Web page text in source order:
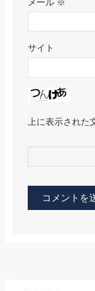
メール ※
サイト
上に表示された